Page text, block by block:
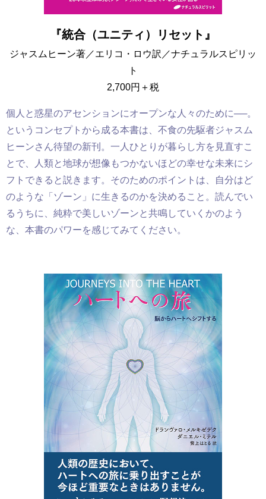
『 統合（ユニティ）リセット』
ジャスムヒーン著／エリコ・ロウ訳／ナチュラルスピリッ
ト
2,700円＋税
個人と惑星のアセンションにオープンな人々のために──。
というコンセプトから成る本書は、不食の先駆者ジャスム
ヒーンさん待望の新刊。一人ひとりが暮らし方を見直すこ
とで、人類と地球が想像もつかないほどの幸せな未来にシ
フトできると説きます。そのためのポイントは、自分はど
のような「ゾーン」に生きるのかを決めること。読んでい
るうちに、純粋で美しいゾーンと共鳴していくかのよう
な、本書のパワーを感じてみてください。